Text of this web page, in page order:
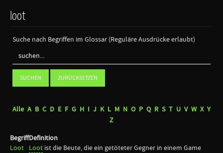
loot
Suche nach Begriffen im Glossar (Reguläre Ausdrücke erlaubt)
Alle A B C D E F G H I J K L M N O P Q R S T U V W X Y
Z
BegriffDefinition
Loot
Loot ist die Beute, die ein getöteter Gegner in einem Game